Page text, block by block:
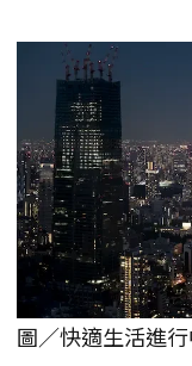
圖／快適生活進